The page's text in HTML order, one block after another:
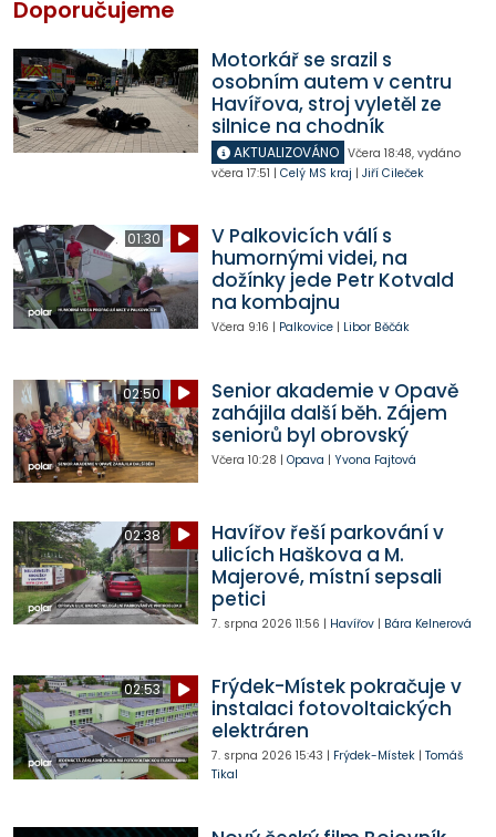
Doporučujeme
Motorkář se srazil s
osobním autem v centru
Havířova, stroj vyletěl ze
silnice na chodník
AKTUALIZOVÁNO Včera 18:48, vydáno
včera 17:51 | Celý MS kraj | Jiří Cileček
01:30
V Palkovicích válí s
humornými videi, na
dožínky jede Petr Kotvald
na kombajnu
Včera 9:16 | Palkovice| Libor Běčák
02:50
Senior akademie v Opavě
zahájila další běh. Zájem
seniorů byl obrovský
Včera 10:28 | Opava | Yvona Fajtová
02:38
Havířov řeší parkování v
ulicích Haškova a M.
Majerové, místní sepsali
petici
7. srpna 2026 11:56 | Havířov| Bára Kelnerová
02:53
Frýdek-Místek pokračuje v
instalaci fotovoltaických
elektráren
7. srpna 2026 15:43 | Frýdek-Místek| Tomáš
Tikal